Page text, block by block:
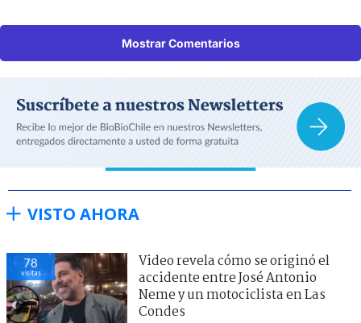
Mostrar Comentarios
VISTO AHORA
78
visitas
Video revela cómo se originó el
accidente entre José Antonio
Neme y un motociclista en Las
Condes